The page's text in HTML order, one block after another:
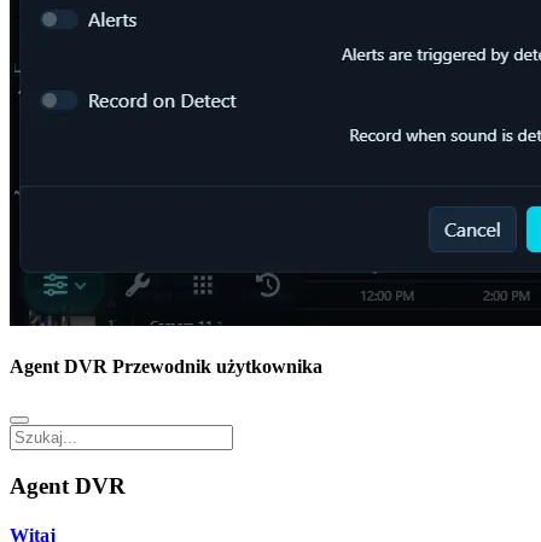
Agent DVR Przewodnik użytkownika
Agent DVR
Witaj